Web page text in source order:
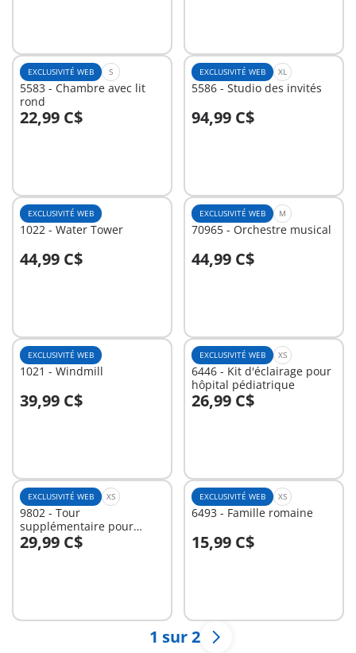
EXCLUSIVITÉ WEB S
5583 - Chambre avec lit
rond
22,99 C$
Au panier
EXCLUSIVITÉ WEB XL
5586 - Studio des invités
94,99 C$
Au panier
EXCLUSIVITÉ WEB
1022 - Water Tower
44,99 C$
Au panier
EXCLUSIVITÉ WEB M
70965 - Orchestre musical
44,99 C$
Au panier
EXCLUSIVITÉ WEB
1021 - Windmill
39,99 C$
Au panier
EXCLUSIVITÉ WEB XS
6446 - Kit d'éclairage pour
hôpital pédiatrique
26,99 C$
Au panier
EXCLUSIVITÉ WEB XS
9802 - Tour
supplémentaire pour
Caserne de pompiers
29,99 C$
Au panier
EXCLUSIVITÉ WEB XS
6493 - Famille romaine
15,99 C$
Au panier
1 sur 2